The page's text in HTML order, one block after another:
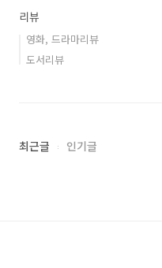
리뷰
영화, 드라마리뷰
도서리뷰
최근글 인기글